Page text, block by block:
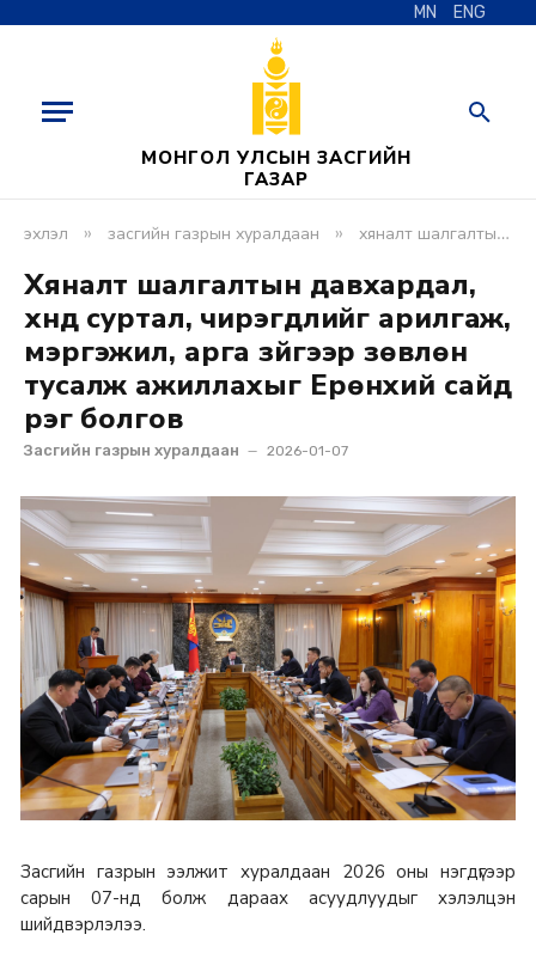
MN ENG
МОНГОЛ УЛСЫН ЗАСГИЙН
ГАЗАР
эхлэл » засгийн газрын хуралдаан » хяналт шалгалтын давхардал, хүнд суртал, чирэгдлийг арилгаж, мэргэжил, арга зүйгээр зөвлөн тусалж ажиллахыг ерөнхий сайд үүрэг болгов
Хяналт шалгалтын давхардал,
хүнд суртал, чирэгдлийг арилгаж,
мэргэжил, арга зүйгээр зөвлөн
тусалж ажиллахыг Ерөнхий сайд
үүрэг болгов
Засгийн газрын хуралдаан 2026-01-07
Засгийн газрын ээлжит хуралдаан 2026 оны нэгдүгээр
сарын 07-нд болж дараах асуудлуудыг хэлэлцэн
шийдвэрлэлээ.